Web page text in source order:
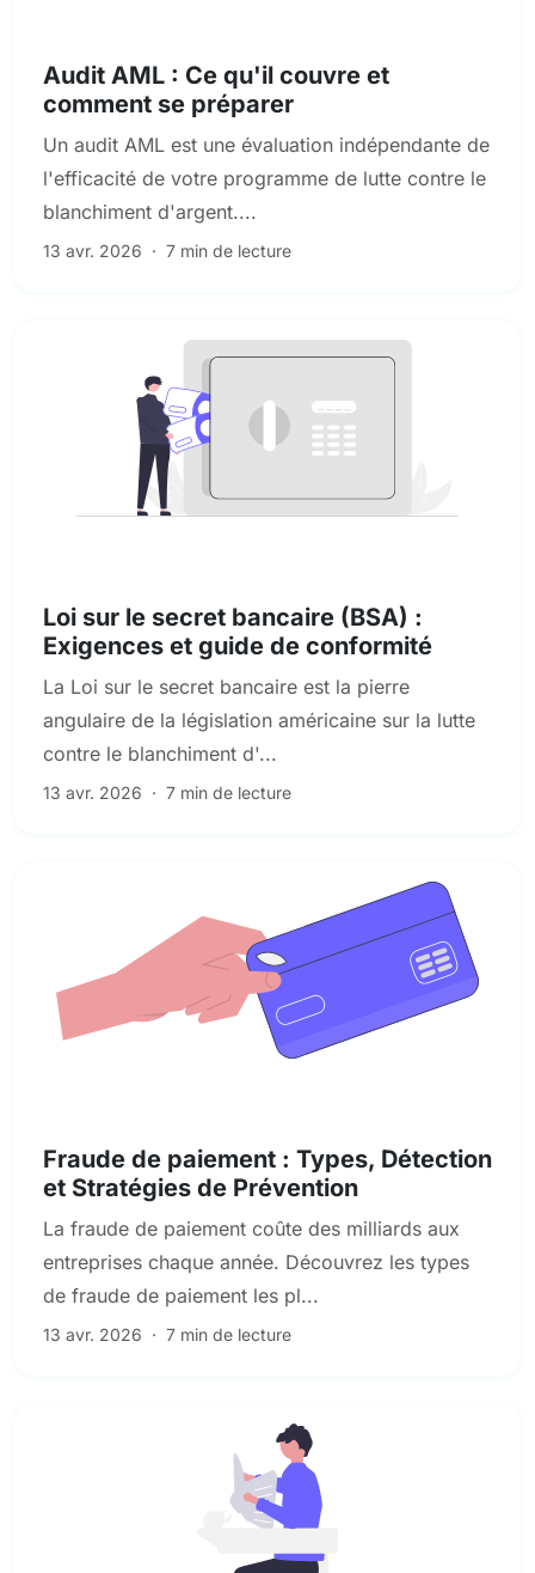
Audit AML : Ce qu'il couvre et
comment se préparer
Un audit AML est une évaluation indépendante de
l'efficacité de votre programme de lutte contre le
blanchiment d'argent....
13 avr. 2026 · 7 min de lecture
Loi sur le secret bancaire (BSA) :
Exigences et guide de conformité
La Loi sur le secret bancaire est la pierre
angulaire de la législation américaine sur la lutte
contre le blanchiment d'...
13 avr. 2026 · 7 min de lecture
Fraude de paiement : Types, Détection
et Stratégies de Prévention
La fraude de paiement coûte des milliards aux
entreprises chaque année. Découvrez les types
de fraude de paiement les pl...
13 avr. 2026 · 7 min de lecture